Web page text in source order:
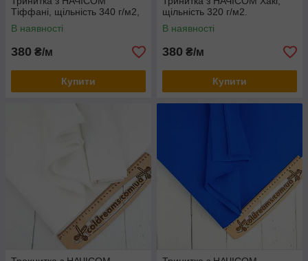
Тіффані, щільність 340 г/м2,
В наявності
380 ₴/м
Купити
щільність 320 г/м2.
В наявності
380 ₴/м
Купити